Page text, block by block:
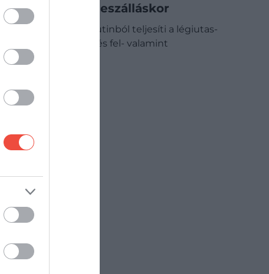
ülést fel- és leszálláskor
A legtöbb utas rutinból teljesíti a légiutas-
kísérők kérését, és fel- valamint
leszálláskor…